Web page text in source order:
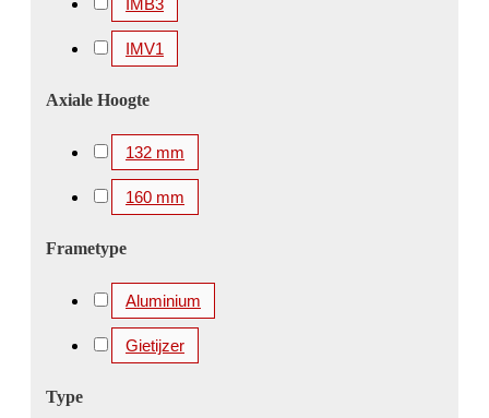
IMB3
IMV1
Axiale Hoogte
132 mm
160 mm
Frametype
Aluminium
Gietijzer
Type